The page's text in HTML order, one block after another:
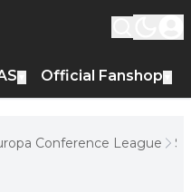
Official Fanshop
Conference League